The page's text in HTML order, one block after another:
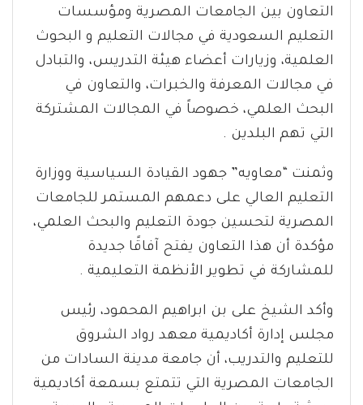
التعاون بين الجامعات المصرية ومؤسسات
التعليم السعودية في مجالات التعليم و البحوث
العلمية، وزيارات أعضاء هيئة التدريس، والتبادل
في مجالات المعرفة والخبرات، والتعاون في
البحث العلمي، خصوصاً في المجالات المشتركة
التي تهم البلدين .
وثمنت “معاويه” جهود القيادة السياسية ووزارة
التعليم العالي على دعمهم المستمر للجامعات
المصرية لتحسين جودة التعليم والبحث العلمي،
مؤكدة أن هذا التعاون يفتح آفاقًا جديدة
للمشاركة في تطوير الأنظمة التعليمية .
وأكد الشيخ على بن ابراهيم المحمود، رئيس
مجلس إدارة أكاديمية معهد رواد الشروق
للتعليم والتدريب، أن جامعة مدينة السادات من
الجامعات المصرية التي تتمتع بسمعة أكاديمية